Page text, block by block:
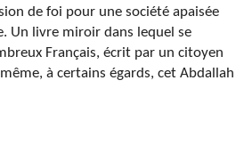
de foi pour une société apaisée
Un livre miroir dans lequel se
Français, écrit par un citoyen
à certains égards, cet Abdallah